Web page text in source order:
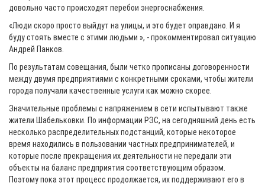
довольно часто происходят перебои энергоснабжения.
«Люди скоро просто выйдут на улицы, и это будет оправдано. И я
буду стоять вместе с этими людьми », - прокомментировал ситуацию
Андрей Панков.
По результатам совещания, были четко прописаны договоренности
между двумя предприятиями с конкретными сроками, чтобы жители
города получали качественные услуги как можно скорее.
Значительные проблемы с напряжением в сети испытывают также
жители Шабельковки. По информации РЭС, на сегодняшний день есть
несколько распределительных подстанций, которые некоторое
время находились в пользовании частных предпринимателей, и
которые после прекращения их деятельности не передали эти
объекты на баланс предприятия соответствующим образом.
Поэтому пока этот процесс продолжается, их поддерживают его в